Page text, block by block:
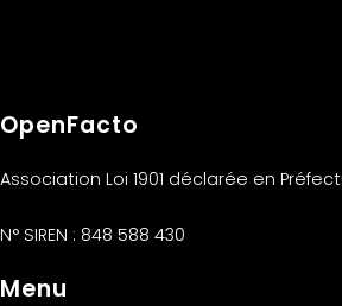
OpenFacto
Association Loi 1901 déclarée en
N° SIREN : 848 588 430
Menu